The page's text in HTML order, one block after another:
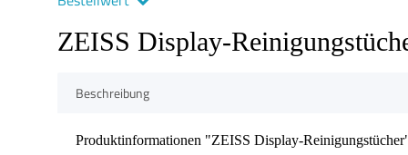
ZEISS Display-
Beschreibung
Produktinformationen "ZEISS Display-